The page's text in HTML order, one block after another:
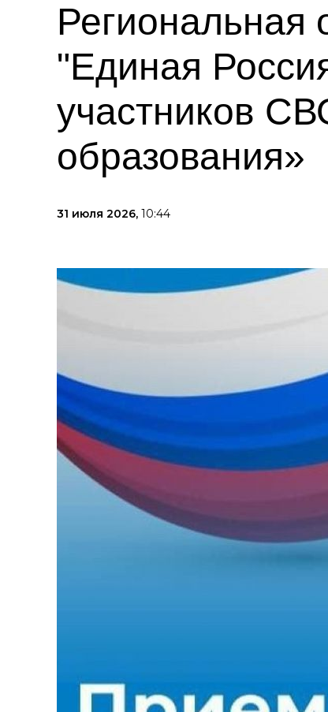
Региональная
"Единая
участников
образования»
31 июля 2026, 10:44